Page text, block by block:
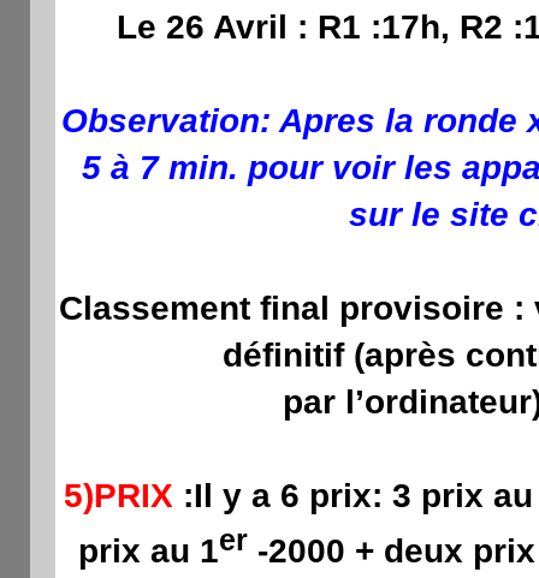
Le 26 Avril : R1 :17h, R2
Observation: Apres la ronde
5 à 7 min. pour voir les
sur le site
Classement final provisoire :
définitif (après
par
5)PRIX :Il y a 6 prix: 3 prix
prix au 1er -2000 + deux